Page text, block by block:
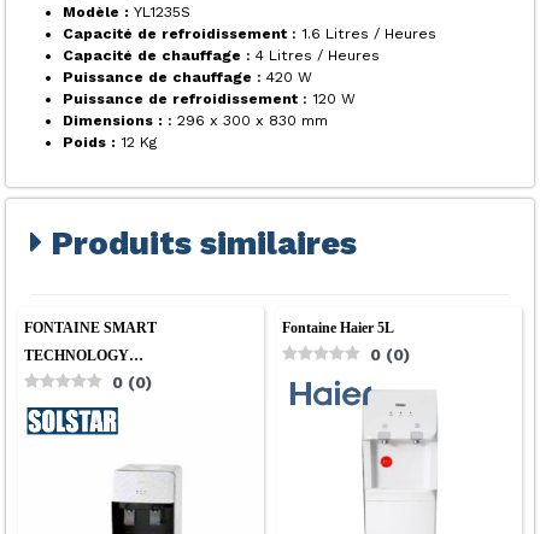
Modèle : YL1235S
Capacité de refroidissement: 1.6 Litres / Heures
Capacité de chauffage : 4 Litres / Heures
Puissance de chauffage : 420 W
Puissance de refroidissement: 120 W
Dimensions : : 296 x 300 x 830 mm
Poids : 12 Kg
Produits similaires
FONTAINE SMART
TECHNOLOGY…
0 (0)
Fontaine Haier 5L
0 (0)